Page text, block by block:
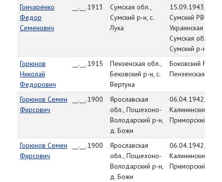
Гончаренко
Федор
Семенович
__.__.1913
Сумская обл.,
Сумский р-н, с.
Лука
15.09.1943,
Сумский РВК,
Украинская ССР,
Сумская обл.,
Сумский р-н
Горюнов
Николай
Федорович
__.__.1915
Пензенская обл.,
Бековский р-н, с.
Вертуна
Боковский РВК,
Пензенская обл.
Горюнов Семен
Фирсович
__.__.1900
Ярославская
обл., Пошехоно-
Володарский р-н,
д. Божи
06.04.1942,
Калининский РВК,
Приморский край
Горюнов Семен
Фирсович
__.__.1900
Ярославская
обл., Пошехоно-
Володарский р-н,
д. Божи
06.04.1942,
Калининский РВК,
Приморский край